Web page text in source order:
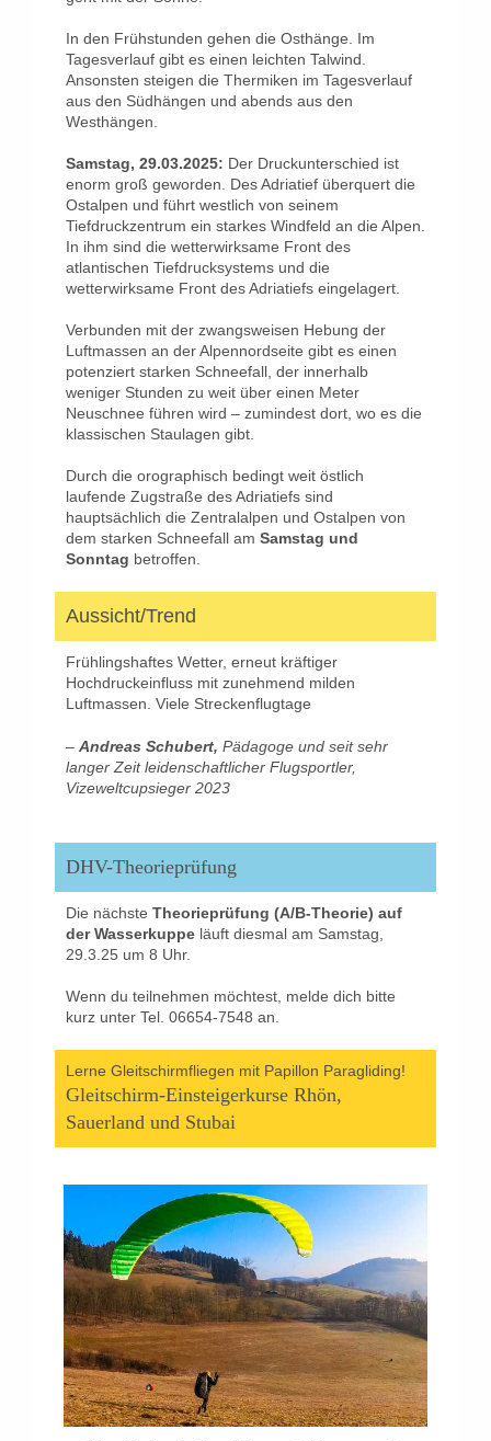
In den Frühstunden gehen die Osthänge. Im
Tagesverlauf gibt es einen leichten Talwind.
Ansonsten steigen die Thermiken im Tagesverlauf
aus den Südhängen und abends aus den
Westhängen.
Samstag, 29.03.2025: Der Druckunterschied ist
enorm groß geworden. Des Adriatief überquert die
Ostalpen und führt westlich von seinem
Tiefdruckzentrum ein starkes Windfeld an die Alpen.
In ihm sind die wetterwirksame Front des
atlantischen Tiefdrucksystems und die
wetterwirksame Front des Adriatiefs eingelagert.
Verbunden mit der zwangsweisen Hebung der
Luftmassen an der Alpennordseite gibt es einen
potenziert starken Schneefall, der innerhalb
weniger Stunden zu weit über einen Meter
Neuschnee führen wird – zumindest dort, wo es die
klassischen Staulagen gibt.
Durch die orographisch bedingt weit östlich
laufende Zugstraße des Adriatiefs sind
hauptsächlich die Zentralalpen und Ostalpen von
dem starken Schneefall am Samstag und
Sonntag betroffen.
Aussicht/Trend
Frühlingshaftes Wetter, erneut kräftiger
Hochdruckeinfluss mit zunehmend milden
Luftmassen. Viele Streckenflugtage
– Andreas Schubert, Pädagoge und seit sehr
langer Zeit leidenschaftlicher Flugsportler,
Vizeweltcupsieger 2023
DHV-Theorieprüfung
Die nächste Theorieprüfung (A/B-Theorie) auf
der Wasserkuppe läuft diesmal am Samstag,
29.3.25 um 8 Uhr.
Wenn du teilnehmen möchtest, melde dich bitte
kurz unter Tel. 06654-7548 an.
Lerne Gleitschirmfliegen mit Papillon Paragliding!
Gleitschirm-Einsteigerkurse Rhön,
Sauerland und Stubai